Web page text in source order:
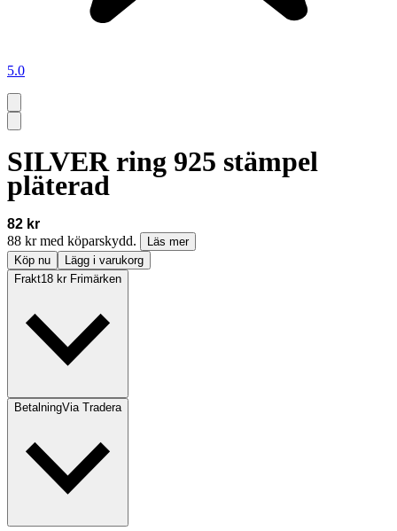
5.0
SILVER ring 925 stämpel
pläterad
82 kr
88 kr med köparskydd.
Läs mer
Köp nu
Lägg i varukorg
Frakt18 kr Frimärken
BetalningVia Tradera